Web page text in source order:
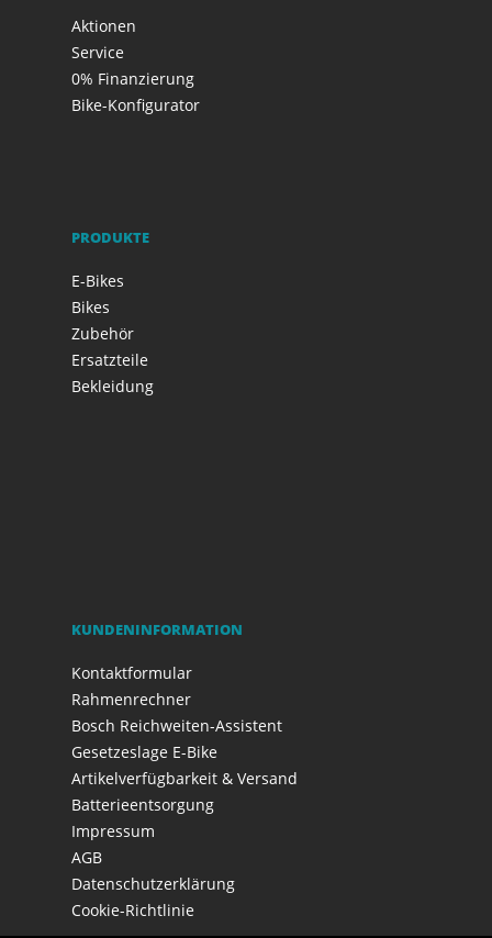
Aktionen
Service
0% Finanzierung
Bike-Konfigurator
PRODUKTE
E-Bikes
Bikes
Zubehör
Ersatzteile
Bekleidung
KUNDENINFORMATION
Kontaktformular
Rahmenrechner
Bosch Reichweiten-Assistent
Gesetzeslage E-Bike
Artikelverfügbarkeit & Versand
Batterieentsorgung
Impressum
AGB
Datenschutzerklärung
Cookie-Richtlinie